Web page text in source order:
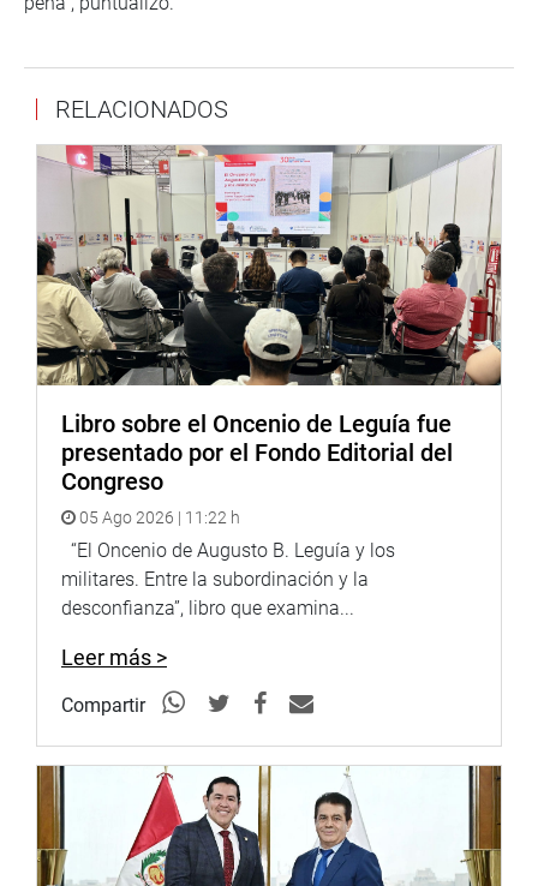
RELACIONADOS
Libro sobre el Oncenio de Leguía fue
presentado por el Fondo Editorial del
Congreso
05 Ago 2026 | 11:22 h
“El Oncenio de Augusto B. Leguía y los
militares. Entre la subordinación y la
desconfianza”, libro que examina...
Leer más >
Compartir